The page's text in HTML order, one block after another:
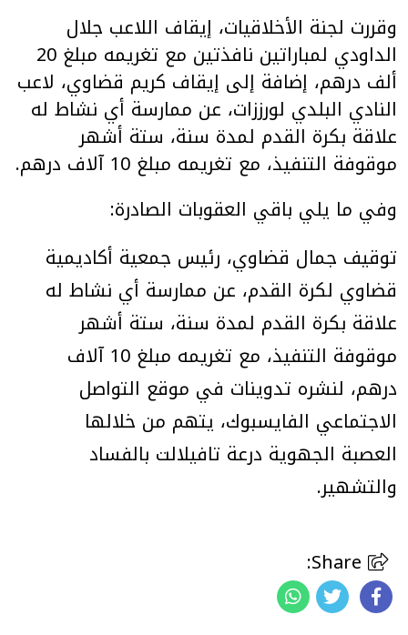
وقررت لجنة الأخلاقيات، إيقاف اللاعب جلال
الداودي لمباراتين نافذتين مع تغريمه مبلغ 20
ألف درهم، إضافة إلى إيقاف كريم قضاوي، لاعب
النادي البلدي لورززات، عن ممارسة أي نشاط له
علاقة بكرة القدم لمدة سنة، ستة أشهر
موقوفة التنفيذ، مع تغريمه مبلغ 10 آلاف درهم.
وفي ما يلي باقي العقوبات الصادرة:
توقيف جمال قضاوي، رئيس جمعية أكاديمية
قضاوي لكرة القدم، عن ممارسة أي نشاط له
علاقة بكرة القدم لمدة سنة، ستة أشهر
موقوفة التنفيذ، مع تغريمه مبلغ 10 آلاف
درهم، لنشره تدوينات في موقع التواصل
الاجتماعي الفايسبوك، يتهم من خلالها
العصبة الجهوية درعة تافيلالت بالفساد
والتشهير.